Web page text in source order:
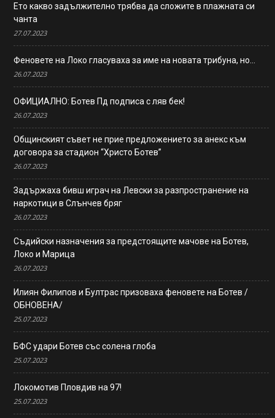
Ето какво задължително трябва да сложите в плажната си
чанта
27.07.2023
Феновете на Локо гласуваха за име на новата трибуна, но…
26.07.2023
ОФИЦИАЛНО: Ботев Пд подписа с ляв бек!
26.07.2023
Общинският съвет не прие предложението за анекс към
договора за стадион “Христо Ботев”
26.07.2023
Задържаха бивш играч на Левски за разпространение на
наркотици в Слънчев бряг
26.07.2023
Съдийски назначения за предстоящите мачове на Ботев,
Локо и Марица
26.07.2023
Илиян Филипов и Бултрас призоваха феновете на Ботев /
ОБНОВЕНА/
25.07.2023
БФС удари Ботев със солена глоба
25.07.2023
Локомотив Пловдив на 97!
25.07.2023